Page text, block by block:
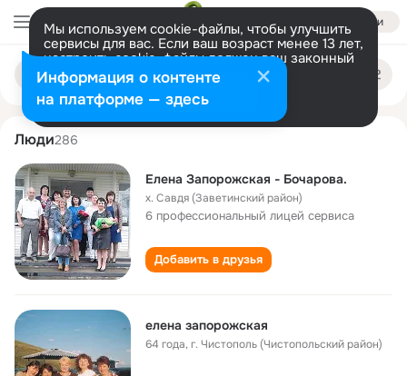
Войти
Мы используем cookie-файлы, чтобы улучшить
сервисы для вас. Если ваш возраст менее 13 лет,
настроить cookie-файлы должен ваш законный
представитель. Больше информации
Разрешить все Настроить
Поиск
людям
elena zaporozhskaya
Люди286
Елена Запорожская - Бочарова.
х. Савдя (Заветинский район)
6 профессиональный лицей сервиса
Добавить в друзья
елена запорожская
64 года,г. Чистополь (Чистопольский район)
Информация о контенте
на платформе — здесь